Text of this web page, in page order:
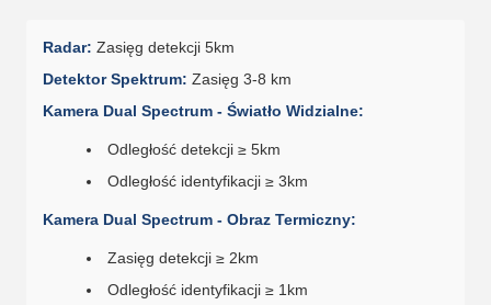
Radar: Zasięg detekcji 5km
Detektor Spektrum: Zasięg 3-8 km
Kamera Dual Spectrum - Światło Widzialne:
Odległość detekcji ≥ 5km
Odległość identyfikacji ≥ 3km
Kamera Dual Spectrum - Obraz Termiczny:
Zasięg detekcji ≥ 2km
Odległość identyfikacji ≥ 1km